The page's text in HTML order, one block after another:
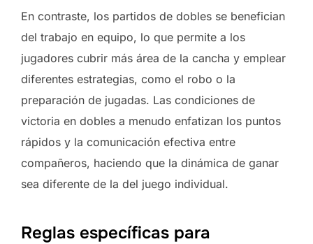
En contraste, los partidos de dobles se benefician
del trabajo en equipo, lo que permite a los
jugadores cubrir más área de la cancha y emplear
diferentes estrategias, como el robo o la
preparación de jugadas. Las condiciones de
victoria en dobles a menudo enfatizan los puntos
rápidos y la comunicación efectiva entre
compañeros, haciendo que la dinámica de ganar
sea diferente de la del juego individual.
Reglas específicas para